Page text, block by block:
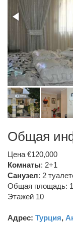
Общая
Цена €120,000
Комнаты: 2+1
Санузел: 2
Общая площадь:
Этажей 10
Адрес: Турция,